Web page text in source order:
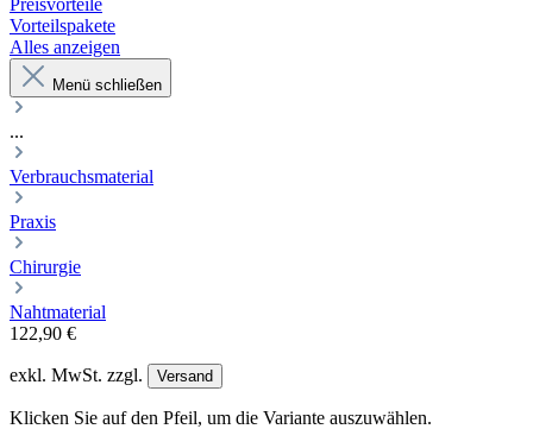
Preisvorteile
Vorteilspakete
Alles anzeigen
Menü schließen
...
Verbrauchsmaterial
Praxis
Chirurgie
Nahtmaterial
122,90 €
exkl. MwSt. zzgl. Versand
Klicken Sie auf den Pfeil, um die Variante auszuwählen.